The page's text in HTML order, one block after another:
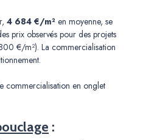
4 684 €/m² en moyenne, se
prix observés pour des projets
€/m²). La commercialisation
commercialisation en onglet
: